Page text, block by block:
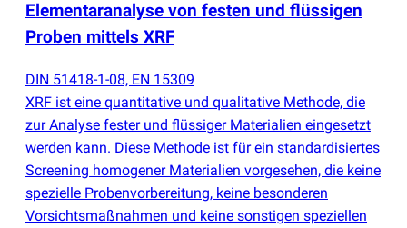
Elementaranalyse von festen und flüssigen
Proben mittels XRF
DIN 51418-1-08, EN 15309
XRF ist eine quantitative und qualitative Methode, die
zur Analyse fester und flüssiger Materialien eingesetzt
werden kann. Diese Methode ist für ein standardisiertes
Screening homogener Materialien vorgesehen, die keine
spezielle Probenvorbereitung, keine besonderen
Vorsichtsmaßnahmen und keine sonstigen speziellen